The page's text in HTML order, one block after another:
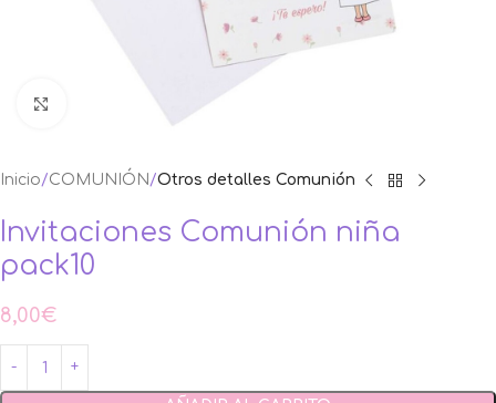
Ampliar foto
Inicio COMUNIÓN Otros detalles Comunión
Invitaciones Comunión niña
pack10
8,00€